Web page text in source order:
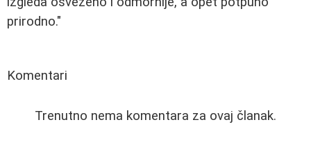
prirodno."
Komentari
Trenutno nema komentara za ovaj članak.